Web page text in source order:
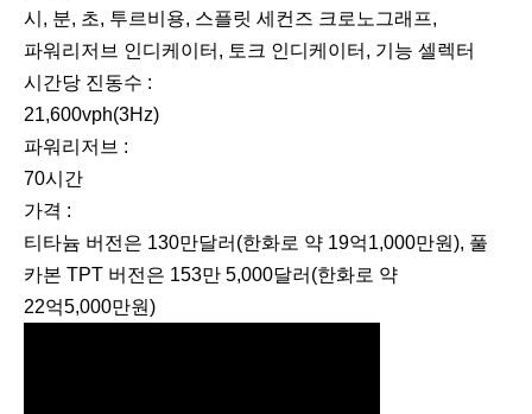
시, 분, 초, 투르비용, 스플릿 세컨즈 크로노그래프,
파워리저브 인디케이터, 토크 인디케이터, 기능 셀렉터
시간당 진동수 :
21,600vph(3Hz)
파워리저브 :
70시간
가격 :
티타늄 버전은 130만달러(한화로 약 19억1,000만원), 풀
카본 TPT 버전은 153만 5,000달러(한화로 약
22억5,000만원)